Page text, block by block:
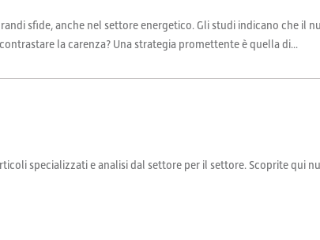
sfide, anche nel settore energetico. Gli studi indicano che il
la carenza? Una strategia promettente è quella di...
specializzati e analisi dal settore per il settore. Scoprite qui